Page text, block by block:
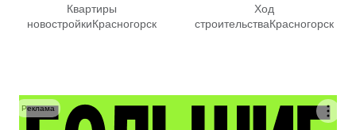
Квартиры
новостройкиКрасногорск
Ход
строительстваКрасногорск
Реклама